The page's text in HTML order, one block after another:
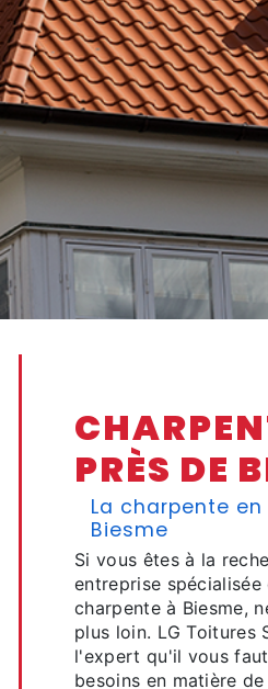
PRÈS DE
La charpente en
Biesme
Si vous êtes à la
entreprise spécialisée
charpente à Biesme,
plus loin. LG Toitures
l'expert qu'il vous
besoins en matière